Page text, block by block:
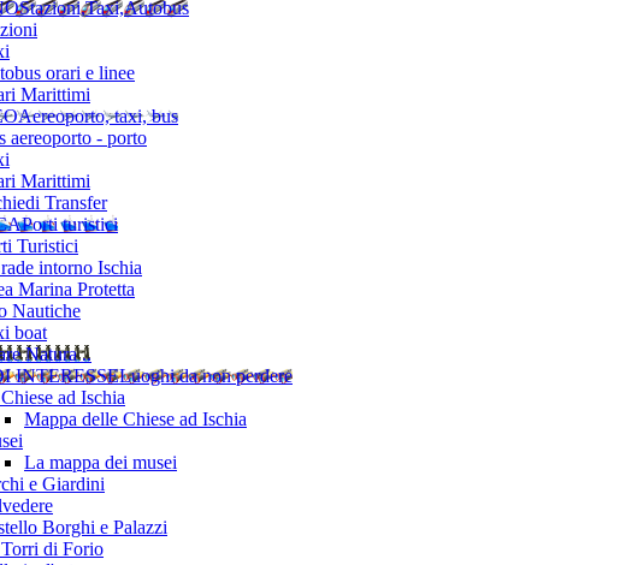
Stazioni,Taxi,Autobus
orari e linee
Marittimi
Aereoporto, taxi, bus
aereoporto - porto
Marittimi
Transfer
Porti turistici
Turistici
intorno Ischia
Marina Protetta
Nautiche
boat
Natura ..
INTERESSELuoghi da non perdere
ad Ischia
Mappa delle Chiese ad Ischia
La mappa dei musei
e Giardini
Borghi e Palazzi
di Forio